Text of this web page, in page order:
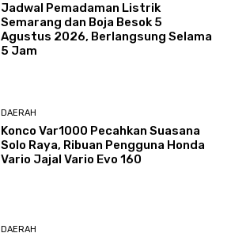
Jadwal Pemadaman Listrik
Semarang dan Boja Besok 5
Agustus 2026, Berlangsung Selama
5 Jam
DAERAH
Konco Var1000 Pecahkan Suasana
Solo Raya, Ribuan Pengguna Honda
Vario Jajal Vario Evo 160
DAERAH